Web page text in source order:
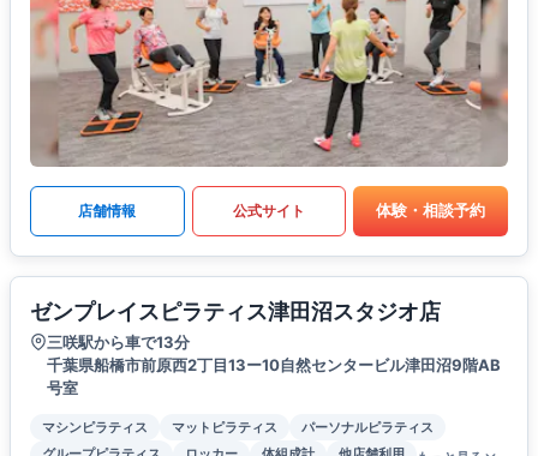
店舗情報 公式サイト 体験・相談予約
ゼンプレイスピラティス津田沼スタジオ店
三咲駅から車で13分
千葉県船橋市前原西2丁目13ー10自然センタービル津田沼9階AB
号室
マシンピラティス マットピラティス
パーソナルピラティス